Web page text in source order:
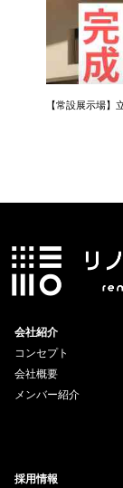
【常設展示場】
会社紹介
コンセプト
会社概要
メンバー紹介
採用情報